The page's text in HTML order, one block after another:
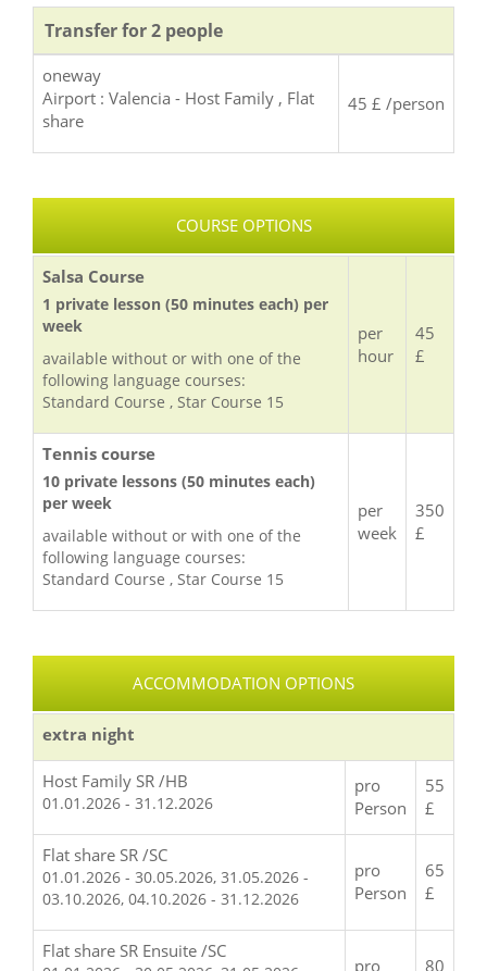
Transfer for 2 people
oneway
Airport : Valencia - Host Family , Flat
share
45 £ /person
COURSE OPTIONS
Salsa Course
1 private lesson (50 minutes each) per
week
available without or with one of the
following language courses:
Standard Course , Star Course 15
per
hour
45
£
Tennis course
10 private lessons (50 minutes each)
per week
available without or with one of the
following language courses:
Standard Course , Star Course 15
per
week
350
£
ACCOMMODATION OPTIONS
extra night
Host Family SR /HB
01.01.2026 - 31.12.2026
pro
Person
55
£
Flat share SR /SC
01.01.2026 - 30.05.2026, 31.05.2026 -
03.10.2026, 04.10.2026 - 31.12.2026
pro
Person
65
£
Flat share SR Ensuite /SC
pro
80